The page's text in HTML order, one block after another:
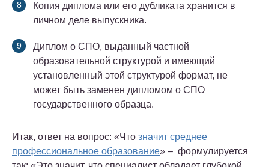
Копия диплома или его дубликата хранится в
личном деле выпускника.
Диплом о СПО, выданный частной
образовательной структурой и имеющий
установленный этой структурой формат, не
может быть заменен дипломом о СПО
государственного образца.
Итак, ответ на вопрос: «Что значит среднее
профессиональное образование» – формулируется